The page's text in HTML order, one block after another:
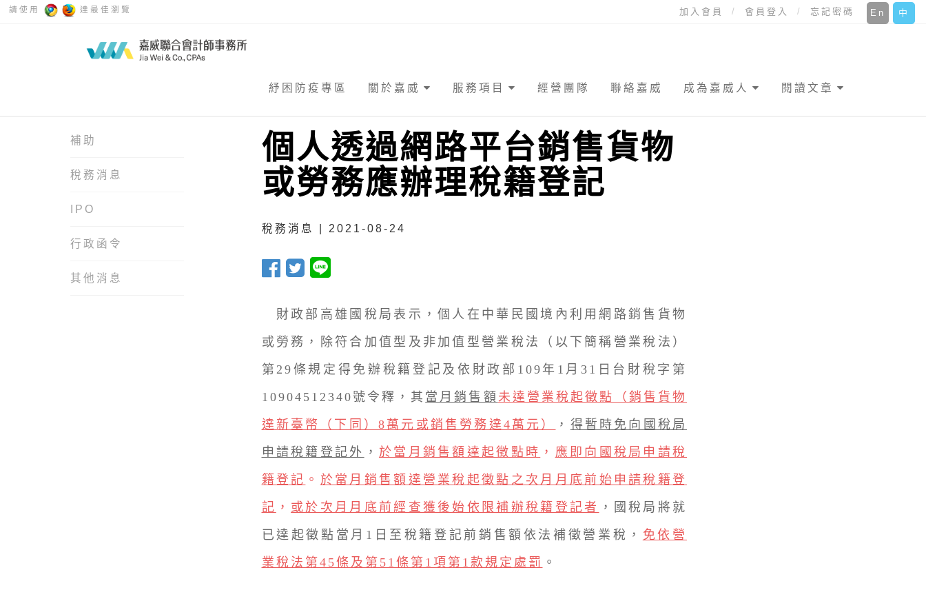
請使用 達最佳瀏覽 中
En
加入會員 會員登入 忘記密碼
紓困防疫專區 關於嘉威 服務項目 經營團隊 聯絡嘉威 成為嘉威人 閱讀文章
補助
稅務消息
IPO
行政函令
其他消息
個人透過網路平台銷售貨物
或勞務應辦理稅籍登記
稅務消息 | 2021-08-24
財政部高雄國稅局表示，個人在中華民國境內利用網路銷售貨物
或勞務，除符合加值型及非加值型營業稅法（以下簡稱營業稅法）
第29條規定得免辦稅籍登記及依財政部109年1月31日台財稅字第
10904512340號令釋，其 當月銷售額 未達營業稅起徵點（銷售貨物
達新臺幣（下同）8萬元或銷售勞務達4萬元）
， 得暫時免向國稅局
申請稅籍登記外 ， 於當月銷售額達起徵點時 ， 應即向國稅局申請稅
籍登記 。 於當月銷售額達營業稅起徵點之次月月底前始申請稅籍登
記 ， 或於次月月底前經查獲後始依限補辦稅籍登記者 ，國稅局將就
已達起徵點當月1日至稅籍登記前銷售額依法補徵營業稅， 免依營
業稅法第45條及第51條第1項第1款規定處罰 。